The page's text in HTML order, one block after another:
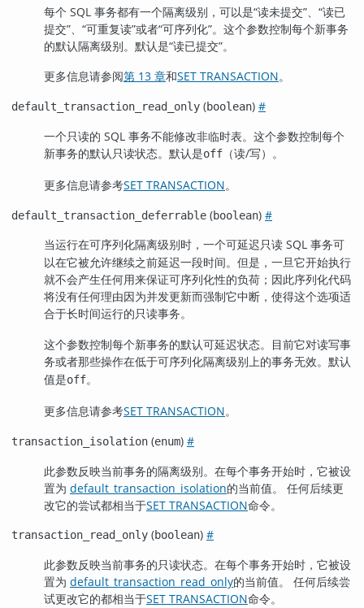
每个 SQL 事务都有一个隔离级别，可以是“读未提交” “读已
提交” “可重复读”或者“可序列化”。这个参数控制每个新事务
的默认隔离级别。默认是“读已提交”。
更多信息请参阅第 13 章和SET TRANSACTION。
default_transaction_read_only (boolean) #
一个只读的 SQL 事务不能修改非临时表。这个参数控制每个
新事务的默认只读状态。默认是off （读/写）。
更多信息请参考SET TRANSACTION。
default_transaction_deferrable (boolean) #
当运行在可序列化隔离级别时，一个可延迟只读 SQL 事务可
以在它被允许继续之前延迟一段时间。但是，一旦它开始执行
就不会产生任何用来保证可序列化性的负荷；因此序列化代码
将没有任何理由因为并发更新而强制它中断，使得这个选项适
合于长时间运行的只读事务。
这个参数控制每个新事务的默认可延迟状态。目前它对读写事
务或者那些操作在低于可序列化隔离级别上的事务无效。默认
值是off。
更多信息请参考SET TRANSACTION。
transaction_isolation (enum) #
此参数反映当前事务的隔离级别。在每个事务开始时，它被设
置为 default_transaction_isolation的当前值。 任何后续更
改它的尝试都相当于SET TRANSACTION命令。
transaction_read_only (boolean) #
此参数反映当前事务的只读状态。在每个事务开始时，它被设
置为 default_transaction_read_only的当前值。 任何后续尝
试更改它的都相当于SET TRANSACTION命令。